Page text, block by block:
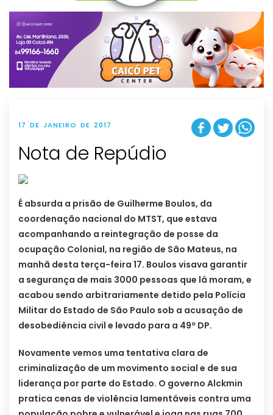
v
g
t
i
o
n
17 DE JANEIRO DE 2017
Nota de Repúdio
É absurda a prisão de Guilherme Boulos, da
coordenação nacional do MTST, que estava
acompanhando a reintegração de posse da
ocupação Colonial, na região de São Mateus, na
manhã desta terça-feira 17. Boulos visava garantir
a segurança de mais 3000 pessoas que lá moram, e
acabou sendo arbitrariamente detido pela Polícia
Militar do Estado de São Paulo sob a acusação de
desobediência civil e levado para a 49º DP.
Novamente vemos uma tentativa clara de
criminalização de um movimento social e de sua
liderança por parte do Estado. O governo Alckmin
pratica cenas de violência lamentáveis contra uma